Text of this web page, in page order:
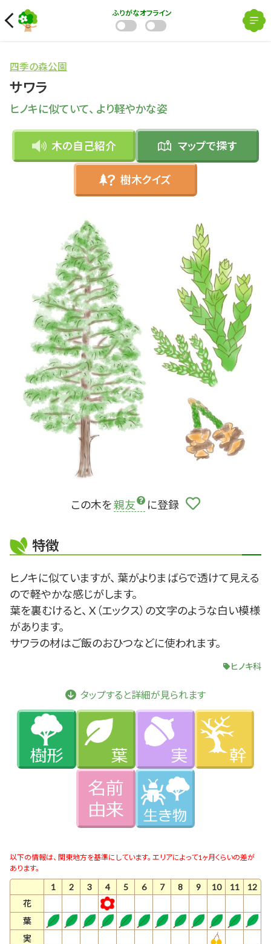
ふりがなオフライン
四季の森公園
サワラ
ヒノキに似ていて、 より軽やかな姿
木の自己紹介 マップで探す
樹木クイズ
この木を親友 に登録
特徴
ヒノキに似ていますが、 葉がよりまばらで透けて見える
ので軽やかな感じがします。
葉を裏むけると、 X（エックス）の文字のような白い模様
があります。
サワラの材はご飯のおひつなどに使われます。
ヒノキ科
タップすると詳細が見られます
以下の情報は、 関東地方を基準にしています。 エリアによって1ヶ月くらいの差が
あります。
1 2 3 4 5 6 7 8 9 10 11
12
花
葉
実